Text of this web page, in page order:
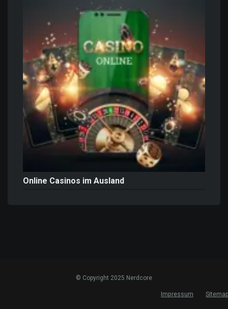
Online Casinos im Ausland
© Copyright 2025 Nerdcore
Impressum